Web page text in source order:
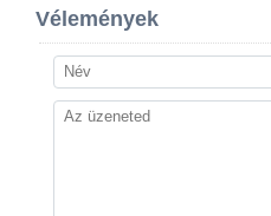
Vélemények